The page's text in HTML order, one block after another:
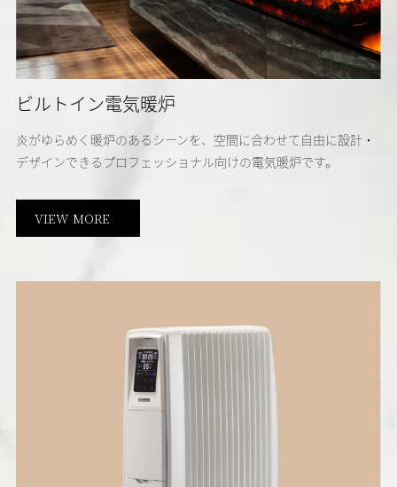
ビルトイン電気暖炉
炎がゆらめく暖炉のあるシーンを、空間に合わせて自由に設計・
デザインできるプロフェッショナル向けの電気暖炉です。
VIEW MORE